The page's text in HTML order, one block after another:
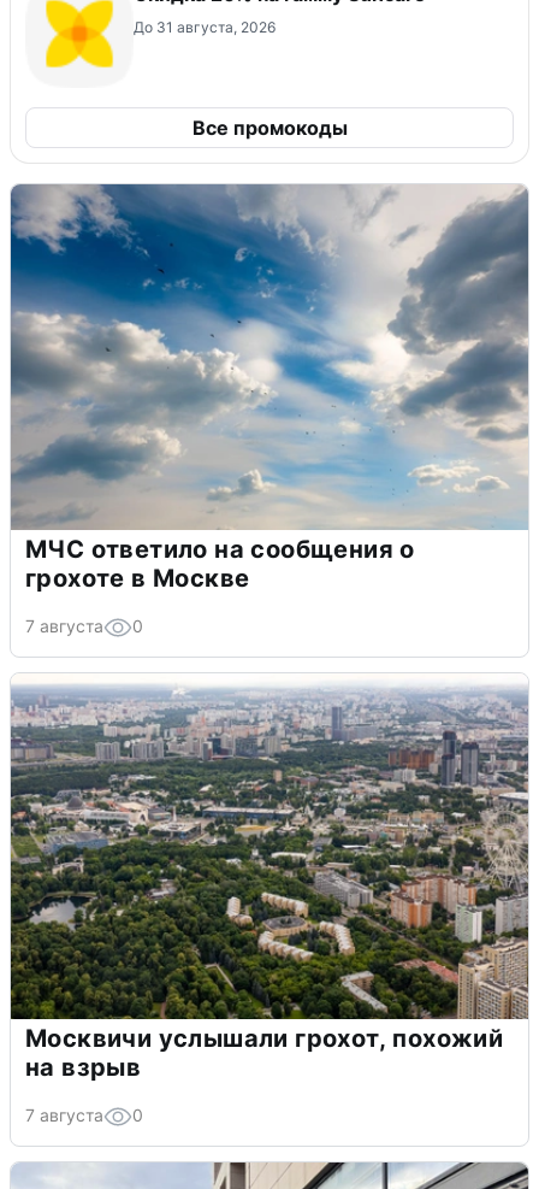
До 31 августа, 2026
Все промокоды
МЧС ответило на сообщения о
грохоте в Москве
7 августа 0
Москвичи услышали грохот, похожий
на взрыв
7 августа 0